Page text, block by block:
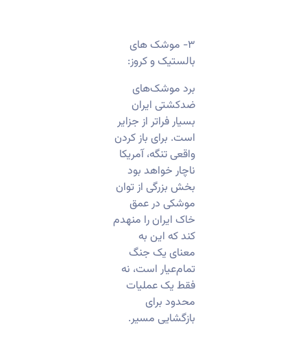
۳- موشک های
بالستیک و کروز:
برد موشک‌های
ضدکشتی ایران
بسیار فراتر از جزایر
است. برای باز کردن
واقعی تنگه، آمریکا
ناچار خواهد بود
بخش بزرگی از توان
موشکی در عمق
خاک ایران را منهدم
کند که این به
معنای یک جنگ
تمام‌عیار است، نه
فقط یک عملیات
محدود برای
بازگشایی مسیر.